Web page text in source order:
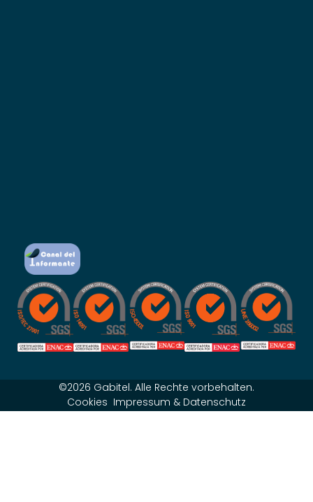
©2026 Gabitel. Alle Rechte vorbehalten.
Cookies Impressum & Datenschutz